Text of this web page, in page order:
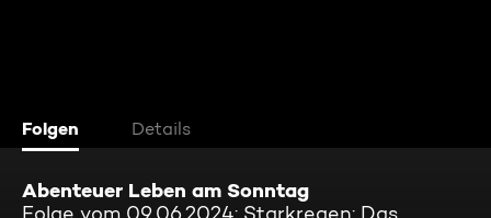
Folgen Details
Abenteuer Leben am Sonntag
Folge vom 09.06.2024: Starkregen: Das